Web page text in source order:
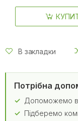
В закладки
Потрібна
Допоможемо
Підберемо